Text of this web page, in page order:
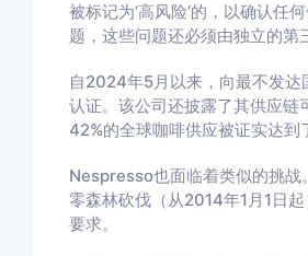
被标记为‘高风险’的，以确认任
题，这些问题还必须由独立的第
自2024年5月以来，向最不发
认证。该公司还披露了其供应
42%的全球咖啡供应被证实达到
Nespresso也面临着类似的挑战
零森林砍伐（从2014年1月1日
要求。